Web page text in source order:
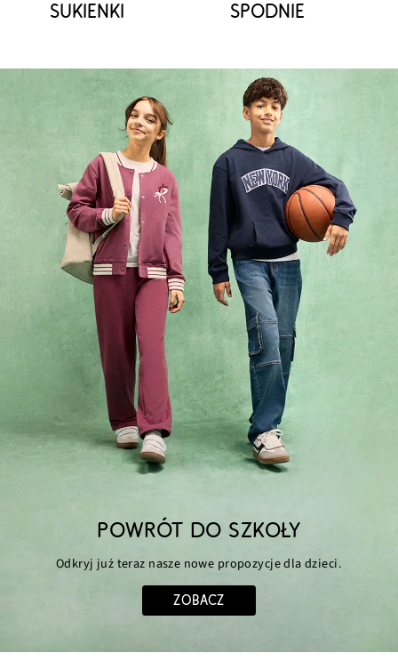
SUKIENKI SPODNIE
POWRÓT DO SZKOŁY
Odkryj już teraz nasze nowe propozycje dla dzieci.
ZOBACZ